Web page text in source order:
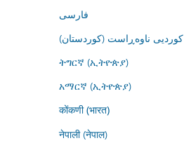
فارسى
کوردیی ناوەڕاست (کوردستان)
ትግርኛ (ኢትዮጵያ)
አማርኛ (ኢትዮጵያ)
कोंकणी (भारत)
नेपाली (नेपाल)